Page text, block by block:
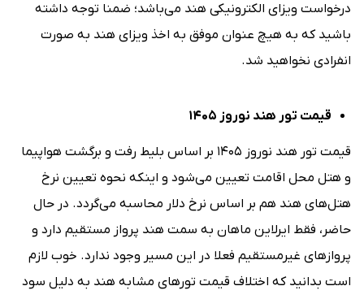
درخواست ویزای الکترونیکی هند می‌باشد؛ ضمنا توجه داشته
باشید که به هیچ عنوان موفق به اخذ ویزای هند به صورت
انفرادی نخواهید شد.
قیمت تور هند نوروز ۱۴۰۵
قیمت تور هند نوروز ۱۴۰۵ بر اساس بلیط رفت و برگشت هواپیما
و هتل محل اقامت تعیین می‌شود و اینکه نحوه تعیین نرخ
هتل‌‌های هند هم بر اساس نرخ دلار محاسبه می‌گردد. در حال
حاضر، فقط ایرلاین ماهان به سمت هند پرواز مستقیم دارد و
پروازهای غیرمستقیم فعلا در این مسیر وجود ندارد. خوب لازم
است بدانید که اختلاف قیمت تورهای مشابه هند به دلیل سود